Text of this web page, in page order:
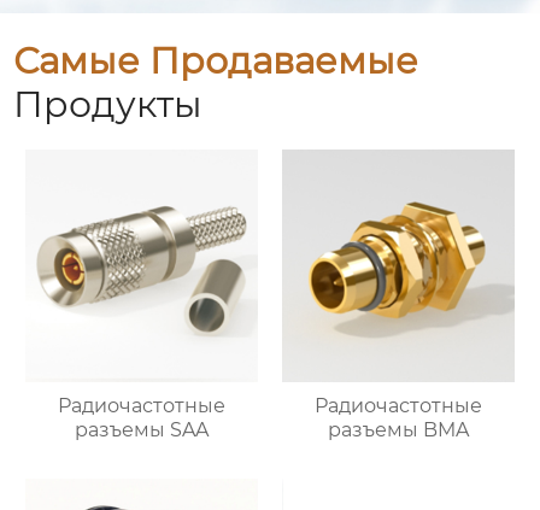
Самые Продаваемые
Продукты
Радиочастотные
разъемы SAA
Радиочастотные
разъемы BMA